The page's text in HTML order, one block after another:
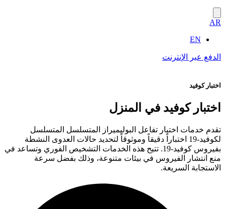
AR
EN
الدفع عبر الإنترنت
اختبار كوفيد
اختبار كوفيد في المنزل
تقدم خدمات اختبار تفاعل البوليميراز المتسلسل المتسلسل
لكوفيد-19 اختباراً دقيقاً وموثوقاً لتحديد حالات العدوى النشطة
بفيروس كوفيد-19. تتيح هذه الخدمات التشخيص الفوري وتساعد في
منع انتشار الفيروس في بيئات متنوعة، وذلك بفضل سرعة
الاستجابة السريعة.